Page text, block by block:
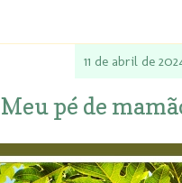
11 de abril de
Meu pé de